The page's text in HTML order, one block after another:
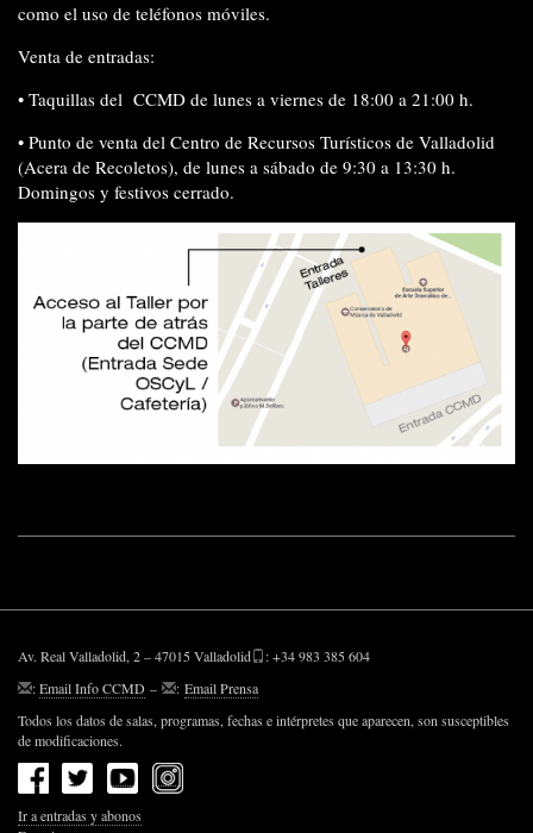
como el uso de teléfonos móviles.
Venta de entradas:
• Taquillas del CCMD de lunes a viernes de 18:00 a 21:00 h.
• Punto de venta del Centro de Recursos Turísticos de Valladolid
(Acera de Recoletos), de lunes a sábado de 9:30 a 13:30 h.
Domingos y festivos cerrado.
Av. Real Valladolid, 2 – 47015 Valladolid
: +34 983 385 604
:Email Info CCMD – : Email Prensa
Todos los datos de salas, programas, fechas e intérpretes que aparecen, son susceptibles
de modificaciones.
Ir a entradas y abonos